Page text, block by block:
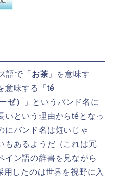
語で「 お茶 」を意味す
意味する「té
ゼ）
」というバンド名に
いという理由からtéとなっ
にバンド名は短いじゃ
もあるようだ（これは冗
イン語の辞書を見ながら
したのは世界を視野に入